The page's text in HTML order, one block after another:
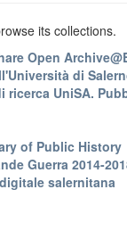
its collections.
Open
di
ricerca UniSA.
of Public History
Guerra 2014-
salernitana